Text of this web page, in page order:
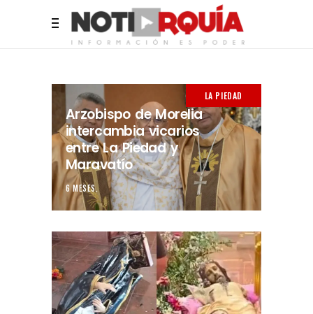
LA PIEDAD
Arzobispo de Morelia
intercambia vicarios
entre La Piedad y
Maravatío
6 MESES.